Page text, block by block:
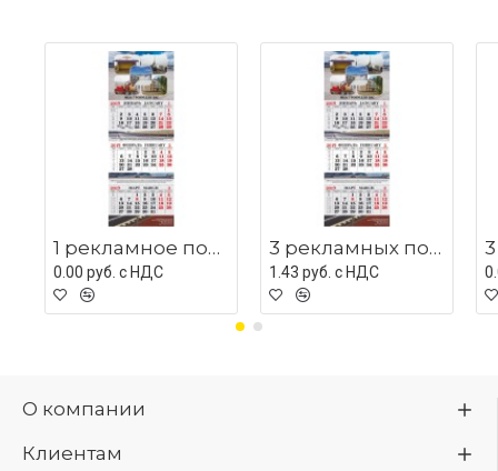
1 рекламное поле с люверсом
0.00 руб. c НДС
3 рекламных поля с мет планками
1.43 руб. c НДС
О компании
Клиентам